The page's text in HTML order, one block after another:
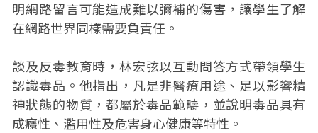
明網路留言可能造成難以彌補的傷害，讓學生了解
在網路世界同樣需要負責任。
談及反毒教育時，林宏弦以互動問答方式帶領學生
認識毒品。他指出，凡是非醫療用途、足以影響精
神狀態的物質，都屬於毒品範疇，並說明毒品具有
成癮性、濫用性及危害身心健康等特性。